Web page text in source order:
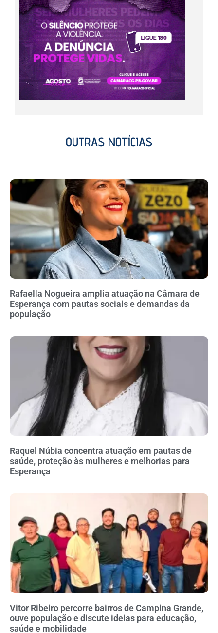
OUTRAS NOTÍCIAS
Rafaella Nogueira amplia atuação na Câmara de
Esperança com pautas sociais e demandas da
população
Raquel Núbia concentra atuação em pautas de
saúde, proteção às mulheres e melhorias para
Esperança
Vitor Ribeiro percorre bairros de Campina Grande,
ouve população e discute ideias para educação,
saúde e mobilidade